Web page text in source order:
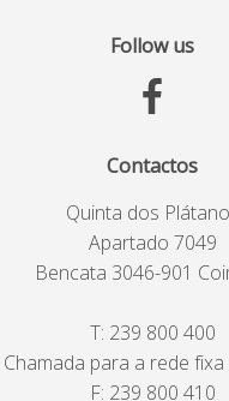
Follow us
Contactos
Quinta dos
Apartado 7049
Bencata 3046-901
T: 239 800 400
Chamada para a rede
F: 239 800 410